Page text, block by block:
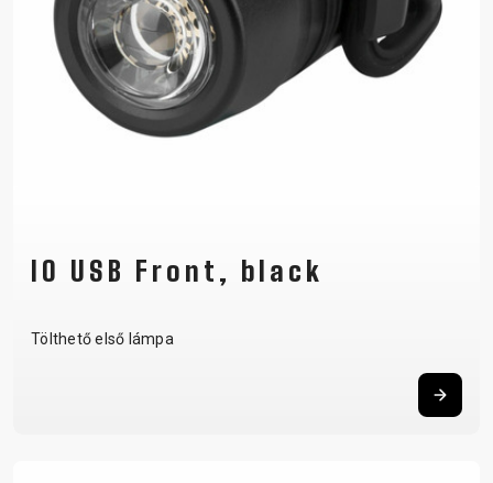
IO USB Front, black
Tölthető első lámpa